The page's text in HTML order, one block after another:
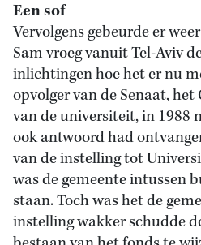
Een sof
Vervolgens gebeurde er
Sam vroeg vanuit Tel-Aviv
inlichtingen hoe het er nu
opvolger van de Senaat,
van de universiteit, in 1988
ook antwoord had
van de instelling tot
was de gemeente intussen
staan. Toch was het de
instelling wakker schudde